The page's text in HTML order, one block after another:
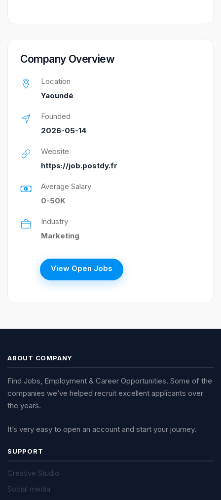
Company Overview
Location
Yaoundé
Founded
2026-05-14
Website
https://job.postdy.fr
Average Salary
0-50K
Industry
Marketing
View Open Jobs
ABOUT COMPANY
Find Jobs, Employment & Career Opportunities. Some of the
companies we’ve helped recruit excellent applicants over
the years.
It’s very easy to open an account and start your journey.
SUPPORT
Creative Studio
Social media